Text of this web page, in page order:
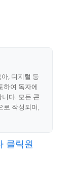
, 디지털 등
하여 독자에
다. 모든 콘
로 작성되며,
클릭원